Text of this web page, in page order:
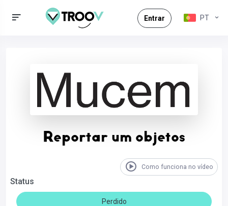
Entrar PT
Reportar um objetos
Como funciona no vídeo
Status
Perdido